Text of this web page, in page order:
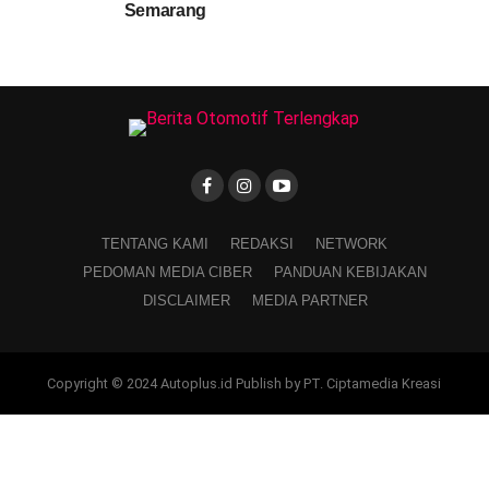
Semarang
TENTANG KAMI REDAKSI
NETWORK
PEDOMAN MEDIA CIBER
PANDUAN KEBIJAKAN
DISCLAIMER
MEDIA PARTNER
Copyright © 2024 Autoplus.id Publish by PT. Ciptamedia Kreasi